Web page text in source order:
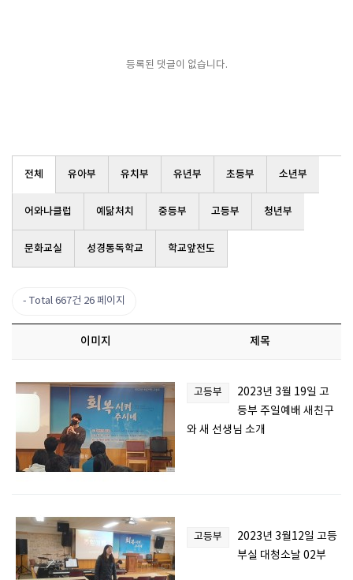
등록된 댓글이 없습니다.
전체 유아부 유치부 유년부 초등부 소년부
어와나클럽 예닮처치 중등부 고등부 청년부
문화교실 성경통독학교 학교앞전도
Total 667건 26 페이지
이미지 제목
고등부
2023년 3월 19일 고
등부 주일예배 새친구
와 새 선생님 소개
고등부
2023년 3월12일 고등
부실 대청소날 02부